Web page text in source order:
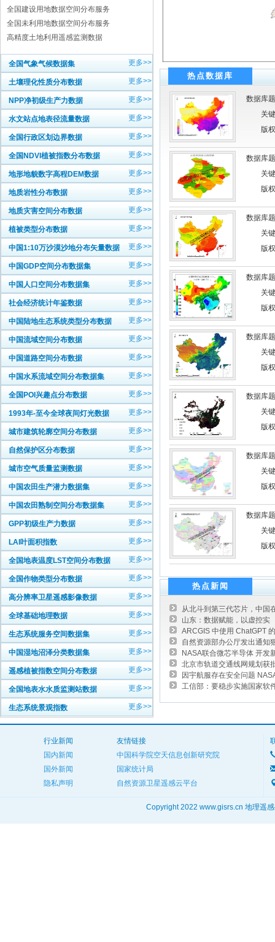
全国建设用地数据空间分布服务
全国未利用地数据空间分布服务
高精度土地利用遥感监测数据
全国气象气候数据集 更多>>
土壤理化性质分布数据 更多>>
NPP净初级生产力数据 更多>>
水文站点地表径流量数据 更多>>
全国行政区划边界数据 更多>>
全国NDVI植被指数分布数据 更多>>
地形地貌数字高程DEM数据 更多>>
地质岩性分布数据 更多>>
地质灾害空间分布数据 更多>>
植被类型分布数据 更多>>
中国1:10万沙漠沙地分布矢量数据 更多>>
中国GDP空间分布数据集 更多>>
中国人口空间分布数据集 更多>>
社会经济统计年鉴数据 更多>>
中国陆地生态系统类型分布数据 更多>>
中国流域空间分布数据 更多>>
中国道路空间分布数据 更多>>
中国水系流域空间分布数据集 更多>>
全国POI兴趣点分布数据 更多>>
1993年-至今全球夜间灯光数据 更多>>
城市建筑轮廓空间分布数据 更多>>
自然保护区分布数据 更多>>
城市空气质量监测数据 更多>>
中国农田生产潜力数据集 更多>>
中国农田熟制空间分布数据集 更多>>
GPP初级生产力数据 更多>>
LAI叶面积指数 更多>>
全国地表温度LST空间分布数据 更多>>
全国作物类型分布数据 更多>>
高分辨率卫星遥感影像数据 更多>>
全球基础地理数据 更多>>
生态系统服务空间数据集 更多>>
中国湿地沼泽分类数据集 更多>>
遥感植被指数空间分布数据 更多>>
全国地表水水质监测站数据 更多>>
生态系统景观指数 更多>>
热点数据库
数据库
关
版
数据库
关
版
数据库
关
版
数据库
关
版
数据库
关
版
数据库
关
版
数据库
关
版
数据库
关
版
热点新闻
从北斗到第三代芯片，中国
山东：数据赋能，以虚控实
ARCGIS 中使用 ChatGPT
自然资源部办公厅发出通知
NASA联合微芯半导体 开发
北京市轨道交通线网规划获
因宇航服存在安全问题
工信部：要稳步实施国家软
行业新闻
国内新闻
国外新闻
隐私声明
友情链接
中国科学院空天信息创新研究院
国家统计局
自然资源卫星遥感云平台
Copyright 2022 www.gisrs.cn 地理遥